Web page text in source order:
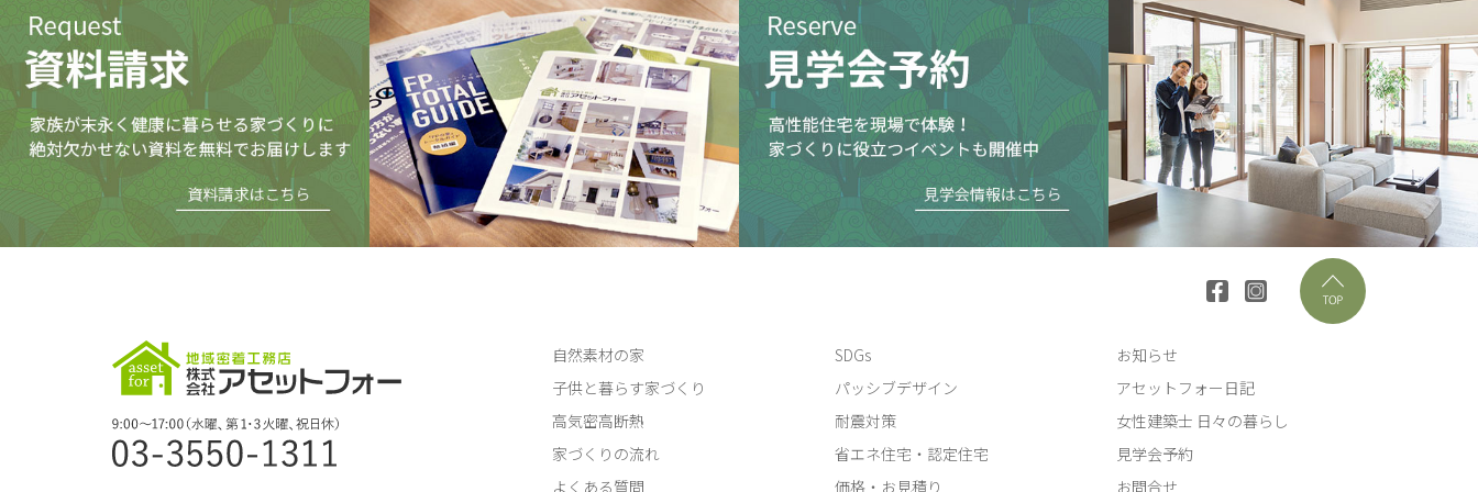
自然素材の家
子供と暮らす家づくり
高気密高断熱
家づくりの流れ
よくある質問
SDGs
パッシブデザイン
耐震対策
省エネ住宅・認定住宅
価格・お見積り
お知らせ
アセットフォー日記
女性建築士 日々の暮らし
見学会予約
お問合せ